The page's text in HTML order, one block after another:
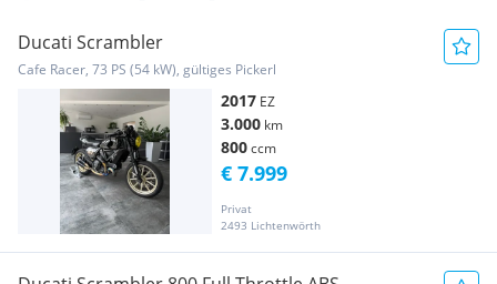
Ducati Scrambler
Cafe Racer, 73 PS (54 kW), gültiges Pickerl
2017 EZ
3.000 km
800ccm
Privat
2493 Lichtenwörth
€ 7.999